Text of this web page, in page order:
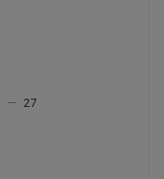
— 27